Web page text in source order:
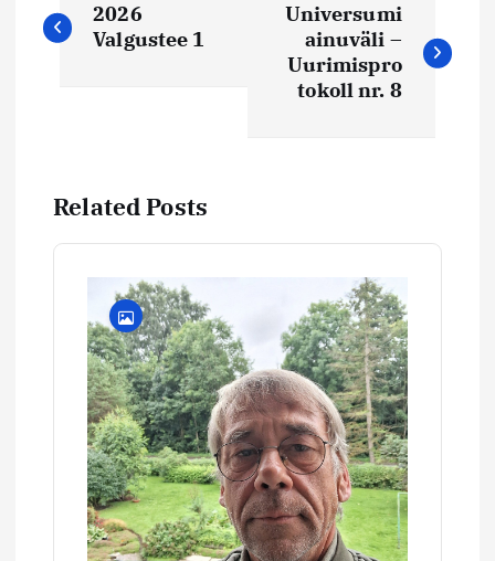
a
g
e
2026
Valgustee 1
Universumi
ainuväli –
Uurimispro
tokoll nr. 8
Related Posts